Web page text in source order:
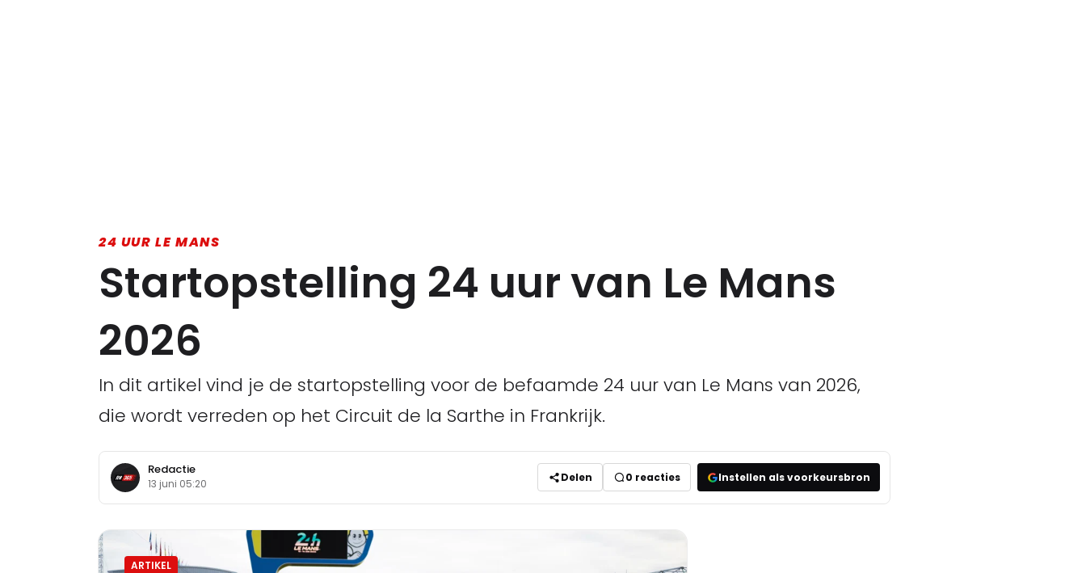
24 UUR LE MANS
Startopstelling 24 uur van Le Mans
2026
In dit artikel vind je de startopstelling voor de befaamde 24 uur van Le Mans van 2026,
die wordt verreden op het Circuit de la Sarthe in Frankrijk.
Redactie
13 juni 05:20 Delen 0 reacties Instellen als voorkeursbron
ARTIKEL